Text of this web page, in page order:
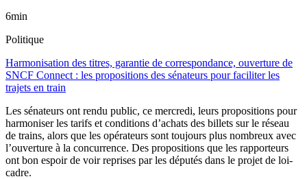
6min
Politique
Harmonisation des titres, garantie de correspondance, ouverture de
SNCF Connect : les propositions des sénateurs pour faciliter les
trajets en train
Les sénateurs ont rendu public, ce mercredi, leurs propositions pour
harmoniser les tarifs et conditions d’achats des billets sur le réseau
de trains, alors que les opérateurs sont toujours plus nombreux avec
l’ouverture à la concurrence. Des propositions que les rapporteurs
ont bon espoir de voir reprises par les députés dans le projet de loi-
cadre.